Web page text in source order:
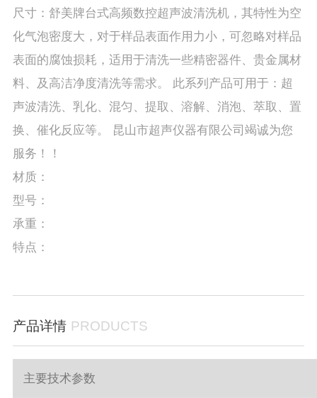
尺寸：舒美牌台式高频数控超声波清洗机，其特性为空
化气泡密度大，对于样品表面作用力小，可忽略对样品
表面的腐蚀损耗，适用于清洗一些精密器件、贵金属材
料、及高洁净度清洗等需求。 此系列产品可用于：超
声波清洗、乳化、混匀、提取、溶解、消泡、萃取、置
换、催化反应等。 昆山市超声仪器有限公司竭诚为您
服务！！
材质：
型号：
承重：
特点：
产品详情 PRODUCTS
主要技术参数